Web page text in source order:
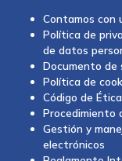
Contamos con
Política de
de datos
Documento de
Política de
Código de
Procedimiento
Gestión y
electrónicos